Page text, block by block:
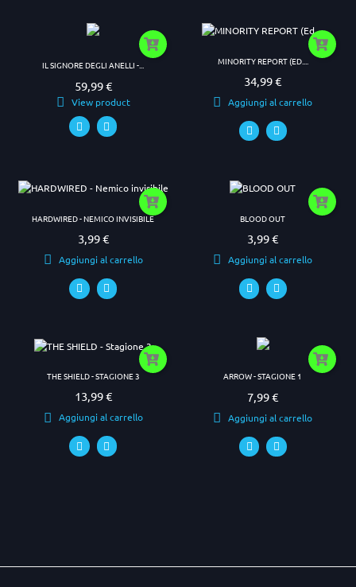
IL SIGNORE DEGLI ANELLI -...
Prezzo
59,99 €
View product
MINORITY REPORT (ED....
Prezzo
34,99 €
Aggiungi al carrello
HARDWIRED - NEMICO INVISIBILE
Prezzo
3,99 €
Aggiungi al carrello
BLOOD OUT
Prezzo
3,99 €
Aggiungi al carrello
THE SHIELD - STAGIONE 3
Prezzo
13,99 €
Aggiungi al carrello
ARROW - STAGIONE 1
Prezzo
7,99 €
Aggiungi al carrello